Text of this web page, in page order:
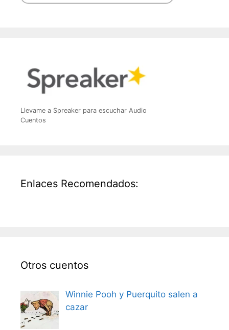
Llevame a Spreaker para escuchar Audio
Cuentos
Enlaces Recomendados:
Otros cuentos
Winnie Pooh y Puerquito salen a
cazar